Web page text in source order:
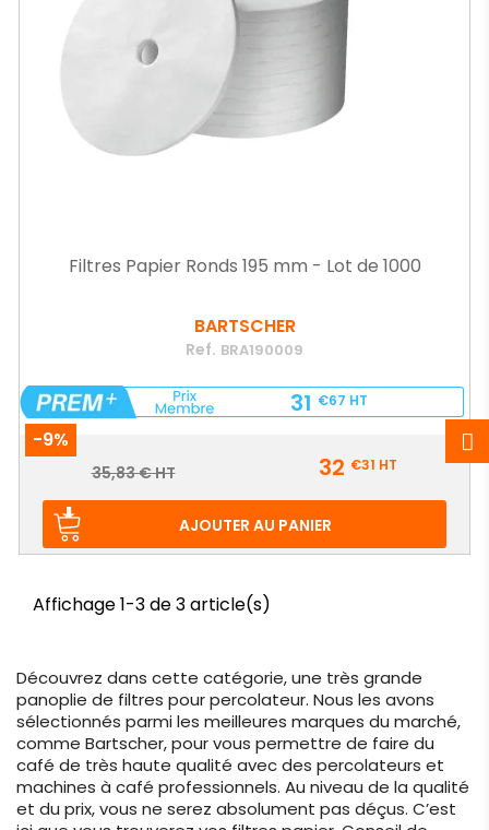
Filtres Papier Ronds 195 mm - Lot de 1000
BARTSCHER
Ref. BRA190009
31 €67 HT
-9%
Prix
Prix
35,83 € HT 32 €31 HT
AJOUTER AU PANIER
Affichage 1-3 de 3 article(s)
Découvrez dans cette catégorie, une très grande
panoplie de filtres pour percolateur. Nous les avons
sélectionnés parmi les meilleures marques du marché,
comme Bartscher, pour vous permettre de faire du
café de très haute qualité avec des percolateurs et
machines à café professionnels. Au niveau de la qualité
et du prix, vous ne serez absolument pas déçus. C’est